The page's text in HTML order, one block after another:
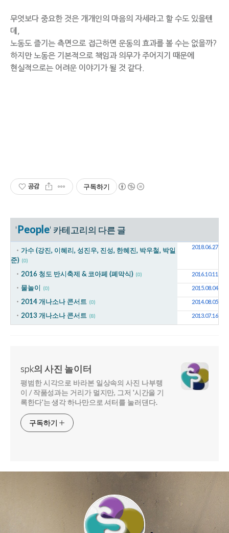
무엇보다 중요한 것은 개개인의 마음의 자세라고 할 수도 있을텐
데,
노동도 즐기는 측면으로 접근하면 운동의 효과를 볼 수는 없을까?
하지만 노동은 기본적으로 책임과 의무가 주어지기 때문에
현실적으로는 어려운 이야기가 될 것 같다.
공감 구독하기
'People' 카테고리의 다른 글
가수 (강진, 이혜리, 성진우, 진성, 한혜진, 박우철, 박일
준) (0)
2018.06.27
2016 청도 반시축제 & 코아페 (폐막식) (0) 2016.10.11
물놀이 (0) 2015.08.04
2014 개나소나 콘서트 (0) 2014.08.05
2013 개나소나 콘서트 (8) 2013.07.16
spk의 사진 놀이터
평범한 시각으로 바라본 일상속의 사진 나부랭
이 / 작품성과는 거리가 멀지만, 그저 '시간을 기
록한다'는 생각 하나만으로 셔터를 눌러댄다.
구독하기